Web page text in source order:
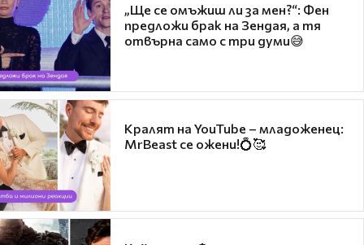
„Ще се омъжиш ли за мен?“: Фен
предложи брак на Зендая, а тя
отвърна само с три думи😅
Кралят на YouTube – младоженец:
MrBeast се ожени!💍🥰